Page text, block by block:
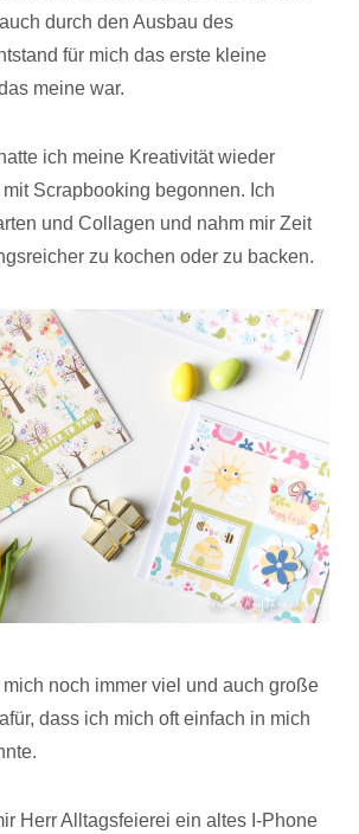
durch den Ausbau des
für mich das erste kleine
meine war.
ich meine Kreativität wieder
Scrapbooking begonnen. Ich
und Collagen und nahm mir Zeit
zu kochen oder zu backen.
noch immer viel und auch große
dass ich mich oft einfach in mich
Herr Alltagsfeierei ein altes I-Phone